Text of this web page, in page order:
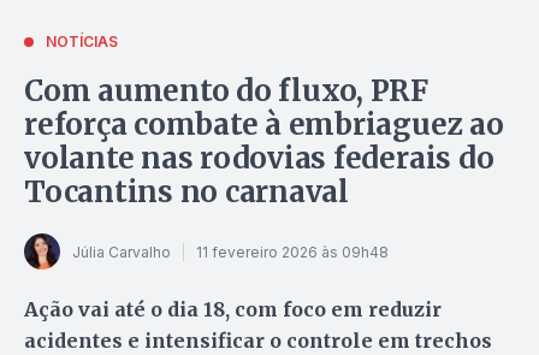
NOTÍCIAS
Com aumento do fluxo, PRF
reforça combate à embriaguez ao
volante nas rodovias federais do
Tocantins no carnaval
Júlia Carvalho 11 fevereiro 2026 às 09h48
Ação vai até o dia 18, com foco em reduzir
acidentes e intensificar o controle em trechos